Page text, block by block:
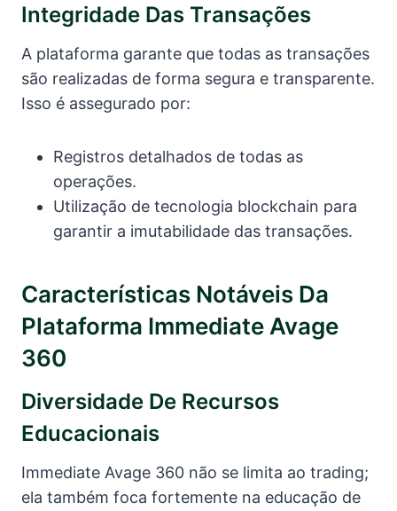
Integridade Das Transações
A plataforma garante que todas as transações
são realizadas de forma segura e transparente.
Isso é assegurado por:
Registros detalhados de todas as
operações.
Utilização de tecnologia blockchain para
garantir a imutabilidade das transações.
Características Notáveis Da
Plataforma Immediate Avage
360
Diversidade De Recursos
Educacionais
Immediate Avage 360 não se limita ao trading;
ela também foca fortemente na educação de